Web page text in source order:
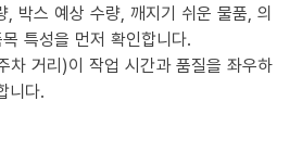
, 박스 예상 수량, 깨지기 쉬운 물품, 의
특성을 먼저 확인합니다.
차 거리)이 작업 시간과 품질을 좌우하
니다.